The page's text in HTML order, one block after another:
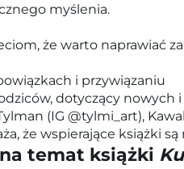
myślenia.
że warto naprawiać
i przywiązaniu
dotyczący nowych
(IG @tylmi_art),
że wspierające książki
temat książki